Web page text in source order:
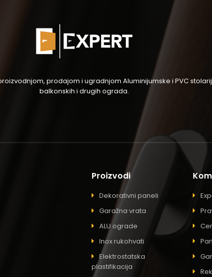
prodajom i ugradnjom Aluminijumske i PVC
balkonskih i drugih ograda.
Proizvodi
Dekorativni paneli
Garažna vrata
ALU ograde
Inox rukohvati
Elektrostatska
plastifikacija